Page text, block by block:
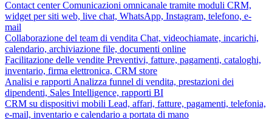
Contact center Comunicazioni omnicanale tramite moduli CRM,
widget per siti web, live chat, WhatsApp, Instagram, telefono, e-
mail
Collaborazione del team di vendita Chat, videochiamate, incarichi,
calendario, archiviazione file, documenti online
Facilitazione delle vendite Preventivi, fatture, pagamenti, cataloghi,
inventario, firma elettronica, CRM store
Analisi e rapporti Analizza funnel di vendita, prestazioni dei
dipendenti, Sales Intelligence, rapporti BI
CRM su dispositivi mobili Lead, affari, fatture, pagamenti, telefonia,
e-mail, inventario e calendario a portata di mano